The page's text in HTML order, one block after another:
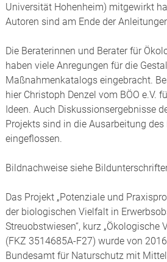
Universität Hohenheim) mitgewirkt
Autoren sind am Ende der
Die Beraterinnen und Berater für
haben viele Anregungen für die
Maßnahmenkatalogs eingebracht.
hier Christoph Denzel vom BÖO e.V.
Ideen. Auch Diskussionsergebnisse
Projekts sind in die Ausarbeitung
eingeflossen.
Bildnachweise siehe
Das Projekt „Potenziale und
der biologischen Vielfalt in
Streuobstwiesen“, kurz „Ökologische
(FKZ 3514685A-F27) wurde von
Bundesamt für Naturschutz mit